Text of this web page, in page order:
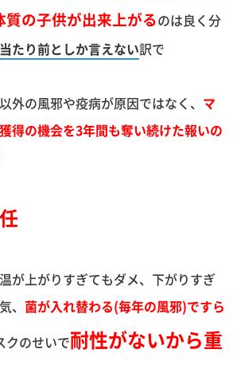
質の子供が出来上がるのは良く分
当たり前としか言えない訳で
外の風邪や疫病が原因ではなく、 マ
得の機会を3年間も奪い続けた報いの
が上がりすぎてもダメ、下がりすぎ
、 菌が入れ替わる(毎年の風邪)ですら
クのせいで耐性がないから重